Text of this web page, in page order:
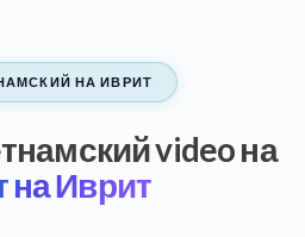
НА ИВРИТ
video на
на Иврит